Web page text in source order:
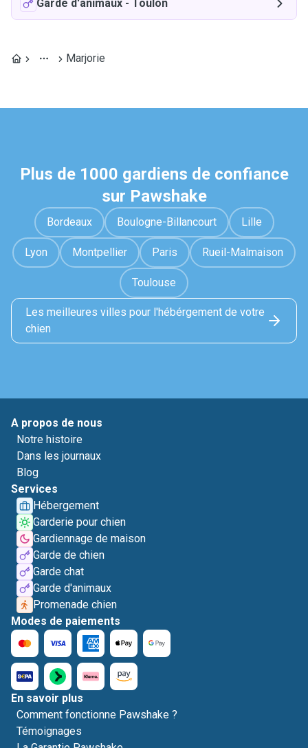
Garde d'animaux - Toulon
Marjorie
Plus de 1000 gardiens de confiance
sur Pawshake
Bordeaux Boulogne-Billancourt Lille
Lyon Montpellier Paris Rueil-Malmaison
Toulouse
Les meilleures villes pour l'hébérgement de votre
chien
A propos de nous
Notre histoire
Dans les journaux
Blog
Services
Hébergement
Garderie pour chien
Gardiennage de maison
Garde de chien
Garde chat
Garde d'animaux
Promenade chien
Modes de paiements
En savoir plus
Comment fonctionne Pawshake ?
Témoignages